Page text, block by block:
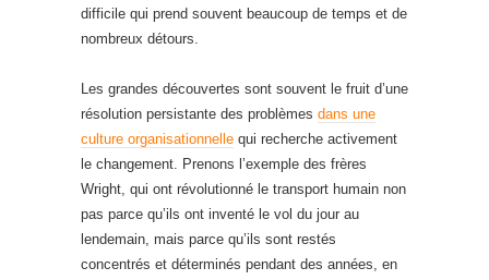
difficile qui prend souvent beaucoup de temps et de
nombreux détours.
Les grandes découvertes sont souvent le fruit d’une
résolution persistante des problèmes dans une
culture organisationnelle qui recherche activement
le changement. Prenons l’exemple des frères
Wright, qui ont révolutionné le transport humain non
pas parce qu’ils ont inventé le vol du jour au
lendemain, mais parce qu’ils sont restés
concentrés et déterminés pendant des années, en